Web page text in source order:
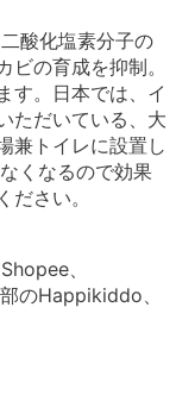
酸化塩素分子の
の育成を抑制。
す。日本では、イ
ただいている、大
兼トイレに設置し
くなるので効果
さい。
、
のHappikiddo、